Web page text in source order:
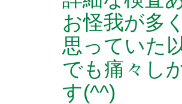
お怪我が多
思っていた
でも痛々し
す(^^)